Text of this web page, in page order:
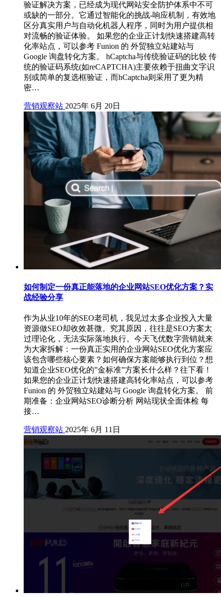
验证解决方案，已经成为现代网站安全防护体系中不可
或缺的一部分。它通过智能化的挑战-响应机制，有效地
区分真实用户与自动化机器人程序，同时为用户提供相
对流畅的验证体验。 如果您的企业正计划快速搭建高转
化率站点，可以参考 Funion 的 外贸独立站建站与
Google 询盘转化方案。 hCaptcha与传统验证码的比较 传
统的验证码系统(如reCAPTCHA)主要依赖于扭曲文字识
别或简单的复选框验证，而hCaptcha则采用了更为精
密…
营销观察站 2025年 6月 20日
如何制定一份真正能落地的企业网站SEO优化方案？实
战经验分享
作为从业10年的SEO老司机，我见过太多企业投入大量
资源做SEO却收效甚微。究其原因，往往是SEO方案太
过理论化，无法实际落地执行。今天飞优数字营销就来
为大家拆解：一份真正实用的企业网站SEO优化方案应
该包含哪些核心要素？如何确保方案能够执行到位？想
知道企业SEO优化的”金标准”方案长什么样？往下看！
如果您的企业正计划快速搭建高转化率站点，可以参考
Funion 的 外贸独立站建站与 Google 询盘转化方案。 前
期准备：企业网站SEO诊断分析 网站现状全面体检 每
接…
营销观察站 2025年 6月 11日